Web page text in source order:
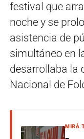
festival que
noche y se
asistencia de
simultáneo en
desarrollaba la
Nacional de
MIRÁ